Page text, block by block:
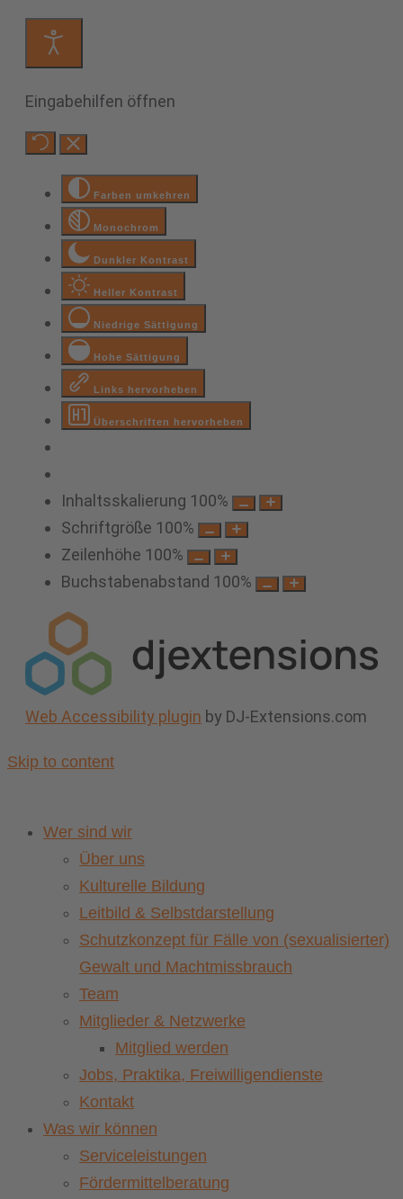
Eingabehilfen öffnen
Farben umkehren
Monochrom
Dunkler Kontrast
Heller Kontrast
Niedrige Sättigung
Hohe Sättigung
Links hervorheben
Überschriften hervorheben
Inhaltsskalierung 100%
Schriftgröße 100%
Zeilenhöhe 100%
Buchstabenabstand 100%
Web Accessibility plugin by DJ-Extensions.com
Skip to content
Wer sind wir
Über uns
Kulturelle Bildung
Leitbild & Selbstdarstellung
Schutzkonzept für Fälle von (sexualisierter)
Gewalt und Machtmissbrauch
Team
Mitglieder & Netzwerke
Mitglied werden
Jobs, Praktika, Freiwilligendienste
Kontakt
Was wir können
Serviceleistungen
Fördermittelberatung